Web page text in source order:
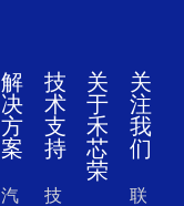
解
决
方
案
汽
技
术
支
持
技
关
于
禾
芯
荣
关
注
我
们
联